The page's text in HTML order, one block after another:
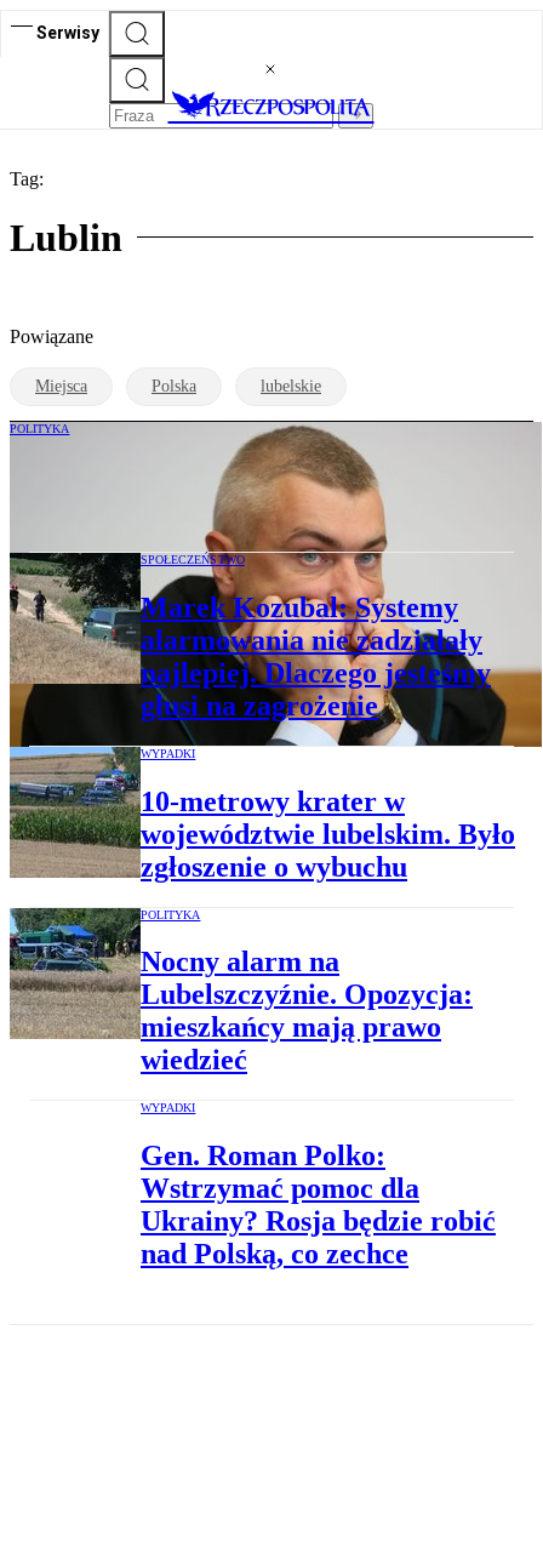
Serwisy
Tag:
Lublin
Powiązane
Miejsca Polska lubelskie
POLITYKA
Donald Tusk o Romanie Giertychu: Jeśli
złamał prawo, jest out
SPOŁECZEŃSTWO
Marek Kozubal: Systemy
alarmowania nie zadziałały
najlepiej. Dlaczego jesteśmy
głusi na zagrożenie
WYPADKI
10-metrowy krater w
województwie lubelskim. Było
zgłoszenie o wybuchu
POLITYKA
Nocny alarm na
Lubelszczyźnie. Opozycja:
mieszkańcy mają prawo
wiedzieć
WYPADKI
Gen. Roman Polko:
Wstrzymać pomoc dla
Ukrainy? Rosja będzie robić
nad Polską, co zechce